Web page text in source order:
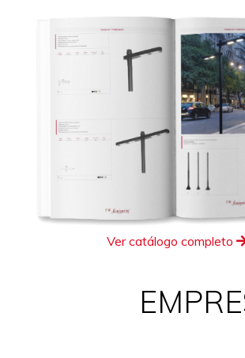
Ver catálogo completo